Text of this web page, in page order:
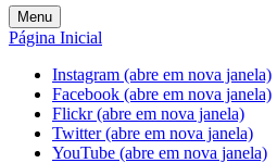
All
in
One
Accessibility
screen
reader,
press
"Ctrl
Menu
Página Inicial
Instagram (abre em nova janela)
Facebook (abre em nova janela)
Flickr (abre em nova janela)
Twitter (abre em nova janela)
YouTube (abre em nova janela)